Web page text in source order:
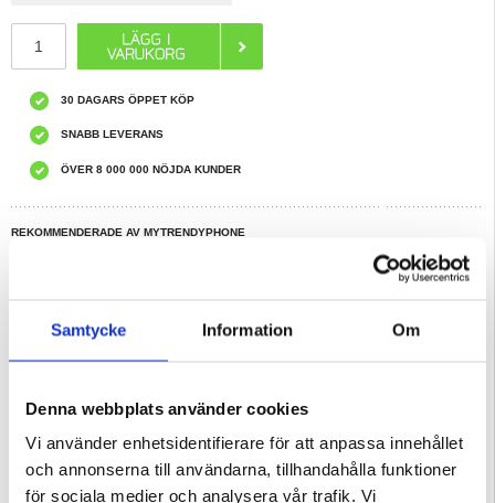
Samtycke Information Om
Denna webbplats använder cookies
Vi använder enhetsidentifierare för att anpassa innehållet
och annonserna till användarna, tillhandahålla funktioner
för sociala medier och analysera vår trafik. Vi
30 DAGARS ÖPPET KÖP
SNABB LEVERANS
ÖVER 8 000 000 NÖJDA KUNDER
REKOMMENDERADE AV MYTRENDYPHONE
Beskrivning
Uppgradera din Samsung Galaxy S24 FE med detta flytande silikonfodral som
Galaxy S24 FE inte bara vara väl skyddad utan även förbli MagSafe
kompatibel. De exakta utskärningarna säkerställer enkel åtkomst till alla portar,
knappar och funktioner, och garanterar en problemfri användarupplevelse utan
kompromisser.